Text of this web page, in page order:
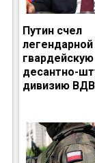
Путин счел
гвардейскую
десантно-
дивизию ВДВ